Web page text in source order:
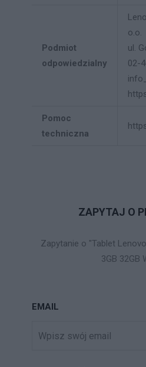
Podmiot
odpowiedzialny
o.o.
ul.
02-
Pomoc
techniczna
ZAPYTAJ O
Zapytanie o "Tablet
3GB 32GB
EMAIL